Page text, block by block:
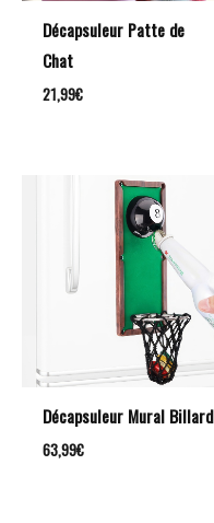
Décapsuleur Patte de
Chat
21,99€
Décapsuleur Mural Billard
63,99€